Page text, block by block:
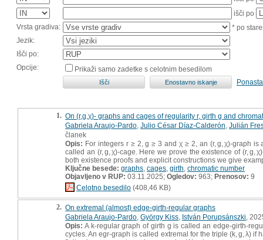
išči po
Vrsta gradiva:
* po
Jezik:
Išči po:
Opcije:
Prikaži samo zadetke s celotnim besedilom
1. On (r,g,χ)- graphs and cages of regularity r, girth g and
Gabriela Araujo-Pardo Julio César Díaz-Calderón Julián
članek
Opis: For integers r ≥ 2, g ≥ 3 and χ ≥ 2, an (r, g, χ)-graph
called an (r, g, χ)-cage. Here we prove the existence of (r,
both existence proofs and explicit constructions we give
Ključne besede: graphs cages girth chromatic number
Objavljeno v RUP: 03.11.2025; Ogledov: 963; Prenosov: 9
Celotno besedilo (408,46 KB)
2. On extremal (almost) edge-girth-regular graphs
Gabriela Araujo-Pardo György Kiss István Porupsánszki ,
Opis: A k-regular graph of girth g is called an edge-girth-
cycles. An egr-graph is called extremal for the triple (k, g, λ)